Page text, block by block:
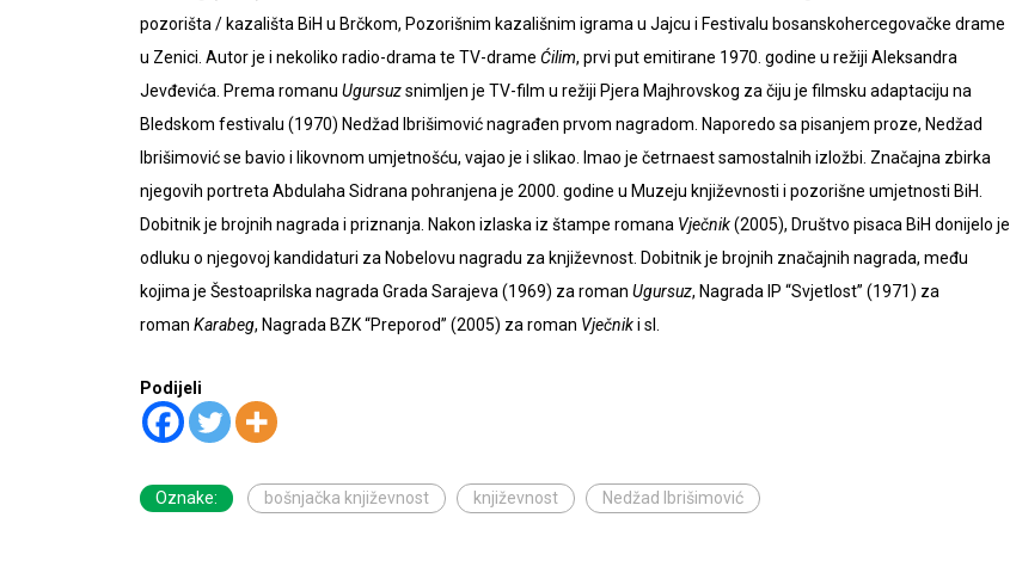
pozorišta / kazališta BiH u Brčkom, Pozorišnim kazališnim igrama u Jajcu i Festivalu bosanskohercegovačke drame
u Zenici. Autor je i nekoliko radio-drama te TV-drame Ćilim, prvi put emitirane 1970. godine u režiji Aleksandra
Jevđevića. Prema romanu Ugursuzsnimljen je TV-film u režiji Pjera Majhrovskog za čiju je filmsku adaptaciju na
Bledskom festivalu (1970) Nedžad Ibrišimović nagrađen prvom nagradom. Naporedo sa pisanjem proze, Nedžad
Ibrišimović se bavio i likovnom umjetnošću, vajao je i slikao. Imao je četrnaest samostalnih izložbi. Značajna zbirka
njegovih portreta Abdulaha Sidrana pohranjena je 2000. godine u Muzeju književnosti i pozorišne umjetnosti BiH.
Dobitnik je brojnih nagrada i priznanja. Nakon izlaska iz štampe romana Vječnik(2005), Društvo pisaca BiH donijelo je
odluku o njegovoj kandidaturi za Nobelovu nagradu za književnost. Dobitnik je brojnih značajnih nagrada, među
kojima je Šestoaprilska nagrada Grada Sarajeva (1969) za roman Ugursuz, Nagrada IP “Svjetlost” (1971) za
roman Karabeg, Nagrada BZK “Preporod” (2005) za roman Vječniki sl.
Podijeli
Oznake: bošnjačka književnost književnost Nedžad Ibrišimović